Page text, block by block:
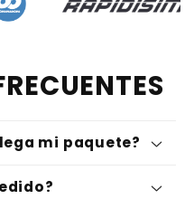
mi paquete?